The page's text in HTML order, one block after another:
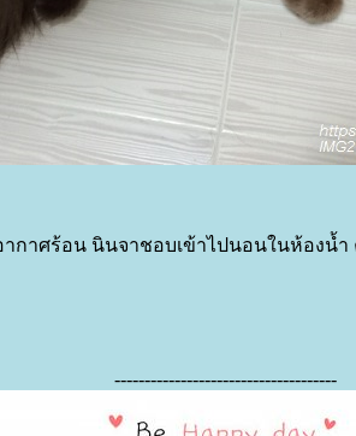
กาศร้อน นินจาชอบเข้าไปนอนในห้องน้ำ
-------------------------------------